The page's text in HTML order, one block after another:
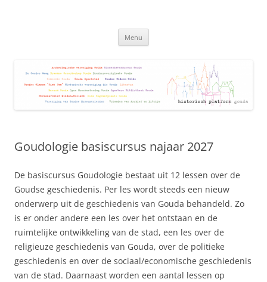
Menu
Goudologie basiscursus najaar 2027
De basiscursus Goudologie bestaat uit 12 lessen over de
Goudse geschiedenis. Per les wordt steeds een nieuw
onderwerp uit de geschiedenis van Gouda behandeld. Zo
is er onder andere een les over het ontstaan en de
ruimtelijke ontwikkeling van de stad, een les over de
religieuze geschiedenis van Gouda, over de politieke
geschiedenis en over de sociaal/economische geschiedenis
van de stad. Daarnaast worden een aantal lessen op